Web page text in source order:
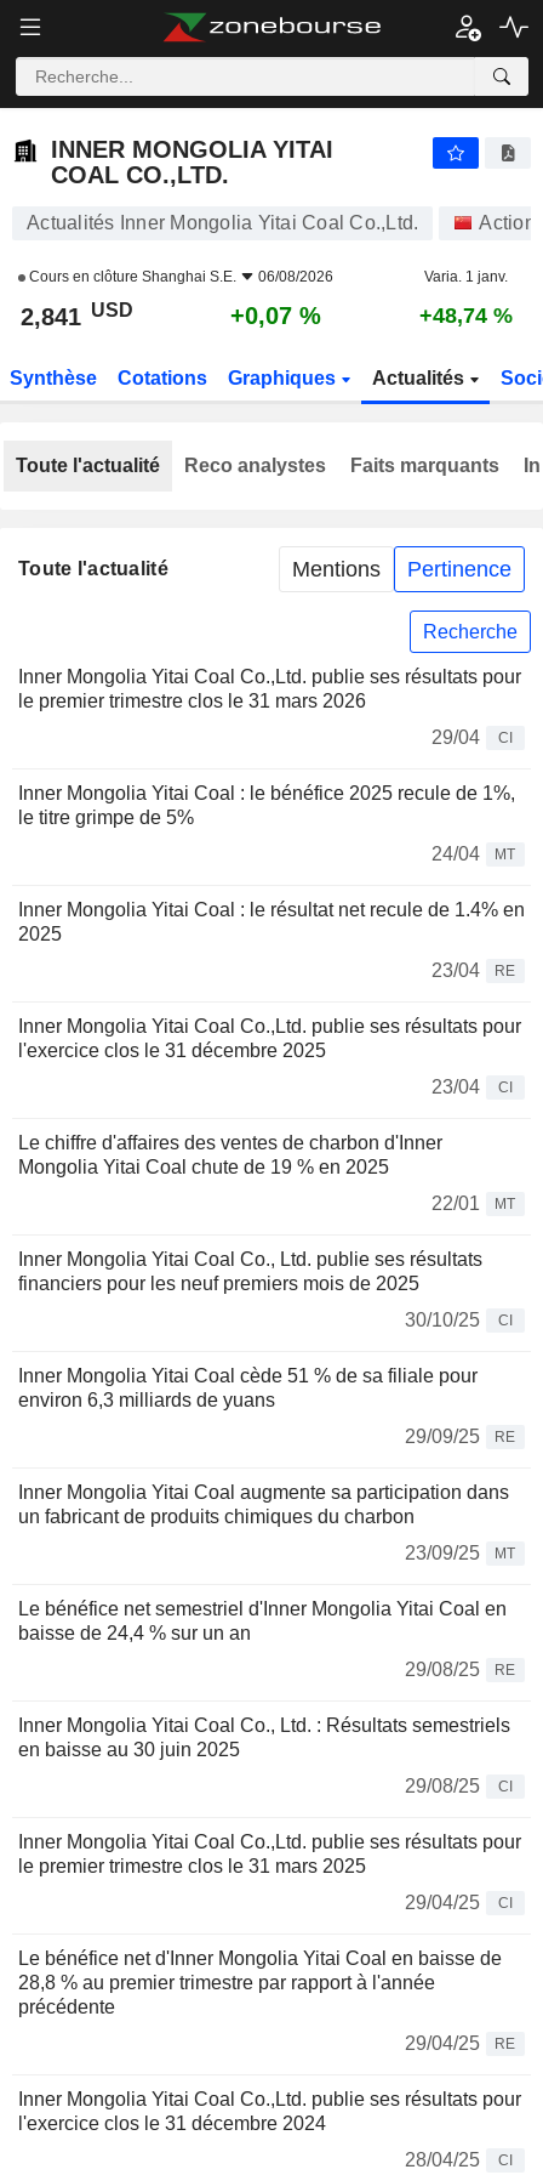
INNER MONGOLIA YITAI
COAL CO.,LTD.
Actualités Inner Mongolia Yitai Coal Co.,Ltd.
Cours en clôture Shanghai S.E. 06/08/2026 Varia. 1 janv.
2,841 USD +0,07 % +48,74 %
Synthèse Cotations Graphiques Actualités
Toute l'actualité Mentions Pertinence
Recherche
Inner Mongolia Yitai Coal Co.,Ltd. publie ses résultats pour
le premier trimestre clos le 31 mars 2026
29/04
CI
Inner Mongolia Yitai Coal : le bénéfice 2025 recule de 1%,
le titre grimpe de 5%
24/04
MT
Inner Mongolia Yitai Coal : le résultat net recule de 1.4% en
2025
23/04
RE
Inner Mongolia Yitai Coal Co.,Ltd. publie ses résultats pour
l'exercice clos le 31 décembre 2025
23/04
CI
Le chiffre d'affaires des ventes de charbon d'Inner
Mongolia Yitai Coal chute de 19 % en 2025
22/01
MT
Inner Mongolia Yitai Coal Co., Ltd. publie ses résultats
financiers pour les neuf premiers mois de 2025
30/10/25
CI
Inner Mongolia Yitai Coal cède 51 % de sa filiale pour
environ 6,3 milliards de yuans
29/09/25
RE
Inner Mongolia Yitai Coal augmente sa participation dans
un fabricant de produits chimiques du charbon
23/09/25
MT
Le bénéfice net semestriel d'Inner Mongolia Yitai Coal en
baisse de 24,4 % sur un an
29/08/25
RE
Inner Mongolia Yitai Coal Co., Ltd. : Résultats semestriels
en baisse au 30 juin 2025
29/08/25
CI
Inner Mongolia Yitai Coal Co.,Ltd. publie ses résultats pour
le premier trimestre clos le 31 mars 2025
29/04/25
CI
Le bénéfice net d'Inner Mongolia Yitai Coal en baisse de
28,8 % au premier trimestre par rapport à l'année
précédente
29/04/25
RE
Inner Mongolia Yitai Coal Co.,Ltd. publie ses résultats pour
l'exercice clos le 31 décembre 2024
28/04/25
CI
Toute l'actualité Reco analystes Faits marquants